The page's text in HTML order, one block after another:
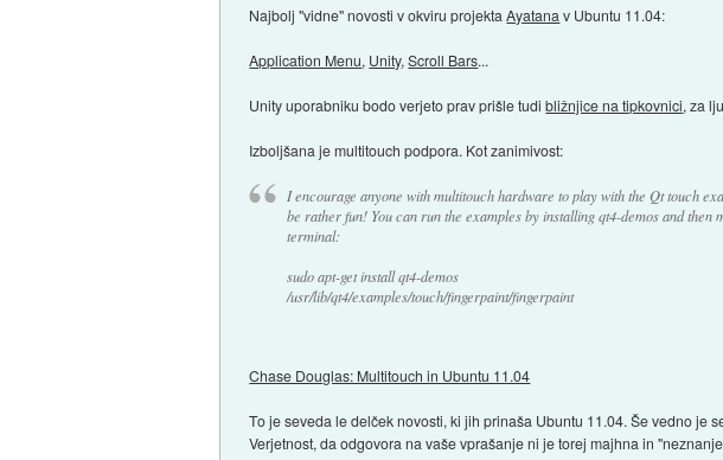
Najbolj "vidne" novosti v okviru projektaAyatana v Ubuntu 11.04:
Application Menu, Unity,Scroll Bars...
Unity uporabniku bodo verjeto prav prišle tudibližnjice na tipkovnici, za
Izboljšana je multitouch podpora. Kot zanimivost:
I encourage anyone with multitouch hardware to play with the Qt touch
be rather fun! You can run the examples by installing qt4-demos and then
terminal:
sudo apt-get install qt4-demos
/usr/lib/qt4/examples/touch/fingerpaint/fingerpaint
Chase Douglas: Multitouch in Ubuntu 11.04
To je seveda le delček novosti, ki jih prinaša Ubuntu 11.04. Še vedno je
Verjetnost, da odgovora na vaše vprašanje ni je torej majhna in